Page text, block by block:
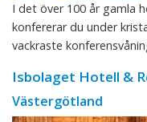
I det över 100 år gamla
konfererar du under
vackraste
Isbolaget Hotell &
Västergötland